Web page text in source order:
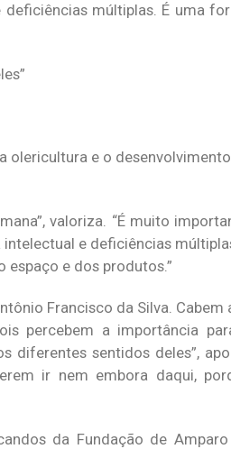
múltiplas. É uma
olericultura e o
valoriza. “É muito
e deficiências
e dos produtos.”
Francisco da Silva. Cabem
percebem a importância
diferentes sentidos deles”,
ir nem embora daqui,
da Fundação de